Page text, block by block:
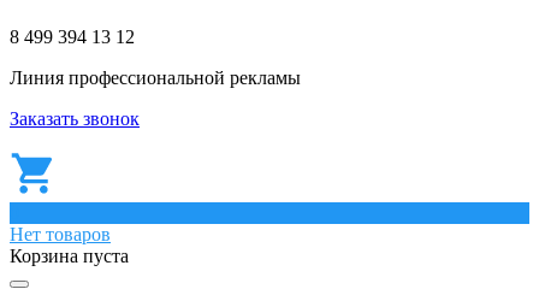
8 499 394 13 12
Линия профессиональной рекламы
Заказать звонок
Нет товаров
Корзина пуста